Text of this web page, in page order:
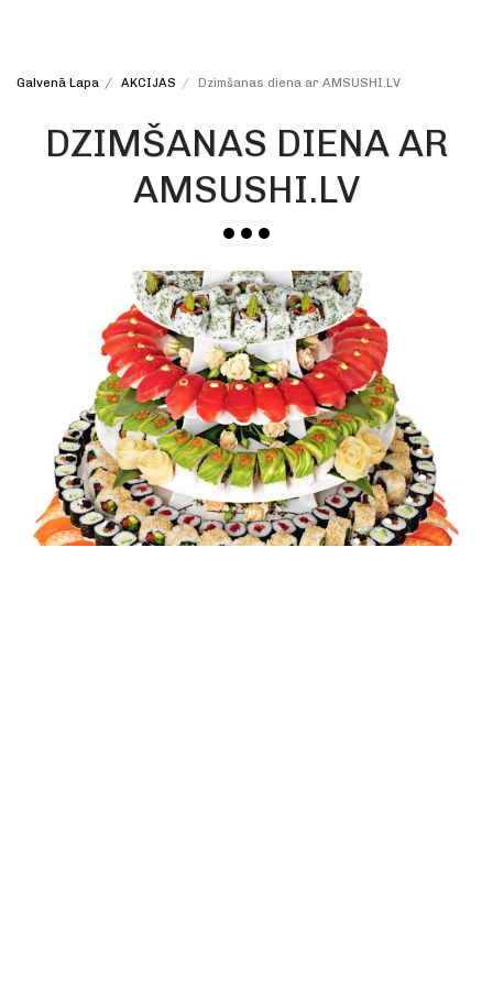
Galvenā Lapa AKCIJAS Dzimšanas diena ar AMSUSHI.LV
DZIMŠANAS DIENA AR
AMSUSHI.LV